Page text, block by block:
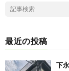
最近の投稿
下